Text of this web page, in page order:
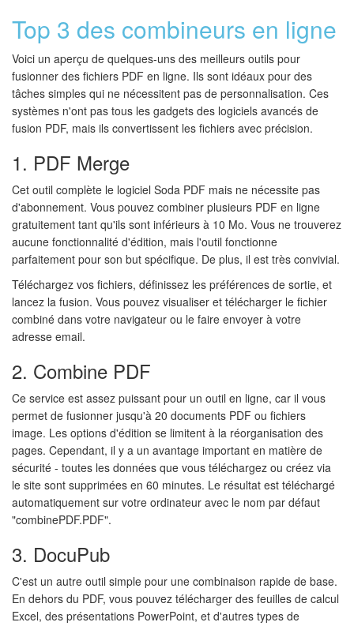
Top 3 des combineurs en ligne
Voici un aperçu de quelques-uns des meilleurs outils pour
fusionner des fichiers PDF en ligne. Ils sont idéaux pour des
tâches simples qui ne nécessitent pas de personnalisation. Ces
systèmes n'ont pas tous les gadgets des logiciels avancés de
fusion PDF, mais ils convertissent les fichiers avec précision.
1. PDF Merge
Cet outil complète le logiciel Soda PDF mais ne nécessite pas
d'abonnement. Vous pouvez combiner plusieurs PDF en ligne
gratuitement tant qu'ils sont inférieurs à 10 Mo. Vous ne trouverez
aucune fonctionnalité d'édition, mais l'outil fonctionne
parfaitement pour son but spécifique. De plus, il est très convivial.
Téléchargez vos fichiers, définissez les préférences de sortie, et
lancez la fusion. Vous pouvez visualiser et télécharger le fichier
combiné dans votre navigateur ou le faire envoyer à votre
adresse email.
2. Combine PDF
Ce service est assez puissant pour un outil en ligne, car il vous
permet de fusionner jusqu'à 20 documents PDF ou fichiers
image. Les options d'édition se limitent à la réorganisation des
pages. Cependant, il y a un avantage important en matière de
sécurité - toutes les données que vous téléchargez ou créez via
le site sont supprimées en 60 minutes. Le résultat est téléchargé
automatiquement sur votre ordinateur avec le nom par défaut
"combinePDF.PDF".
3. DocuPub
C'est un autre outil simple pour une combinaison rapide de base.
En dehors du PDF, vous pouvez télécharger des feuilles de calcul
Excel, des présentations PowerPoint, et d'autres types de